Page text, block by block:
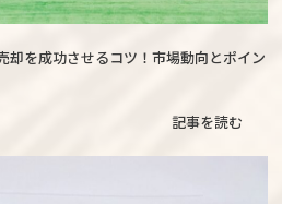
却を成功させるコツ！市場動向とポイン
記事を読む